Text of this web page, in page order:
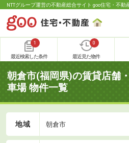
NTTグループ運営の不動産総合サイト goo住宅・不動
1
最近検索した条件
0
最近見た物件
朝倉市(福岡県)の賃貸店舗
車場 物件一覧
地域 朝倉市